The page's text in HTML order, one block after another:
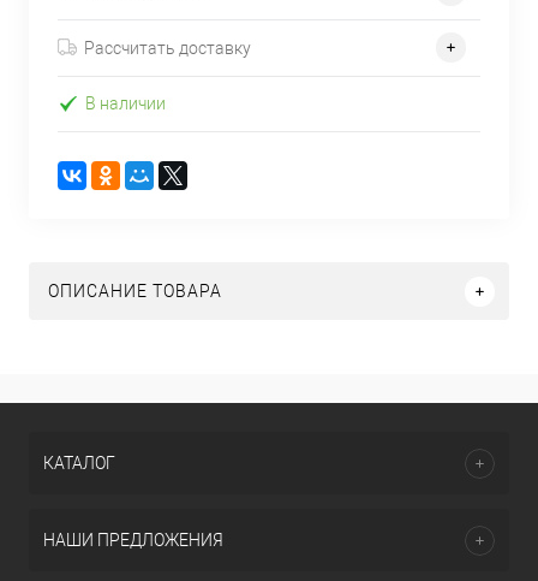
Рассчитать доставку
В наличии
ОПИСАНИЕ ТОВАРА
КАТАЛОГ
НАШИ ПРЕДЛОЖЕНИЯ